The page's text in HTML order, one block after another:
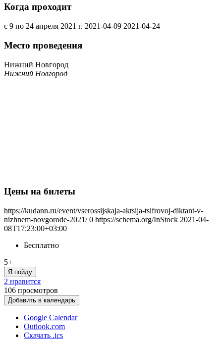
Когда проходит
с 9 по 24 апреля 2021 г. 2021-04-09 2021-04-24
Место проведения
Нижний Новгород
Нижний Новгород
Цены на билеты
https://kudann.ru/event/vserossijskaja-aktsija-tsifrovoj-diktant-v-
nizhnem-novgorode-2021/ 0 https://schema.org/InStock 2021-04-
08T17:23:00+03:00
Бесплатно
5+
Я пойду
2 нравится
106 просмотров
Добавить в календарь
Google Calendar
Outlook.com
Скачать .ics